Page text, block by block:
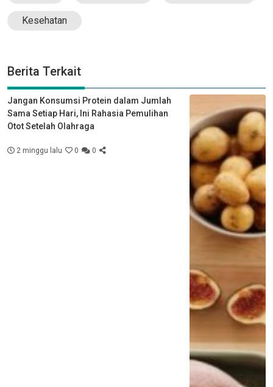
Kesehatan
Berita Terkait
Jangan Konsumsi Protein dalam Jumlah
Sama Setiap Hari, Ini Rahasia Pemulihan
Otot Setelah Olahraga
2 minggu lalu 0 0